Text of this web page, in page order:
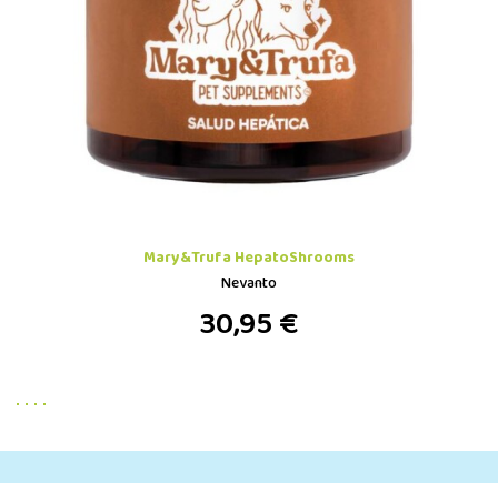
Mary&Trufa HepatoShrooms
Nevanto
30,95 €